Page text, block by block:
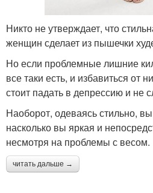
Никто не утверждает, что
женщин сделает из пышечки
Но если проблемные лишние
все таки есть, и избавиться от
стоит падать в депрессию и не
Наоборот, одеваясь стильно,
насколько вы яркая и
несмотря на проблемы с весом.
читать дальше →